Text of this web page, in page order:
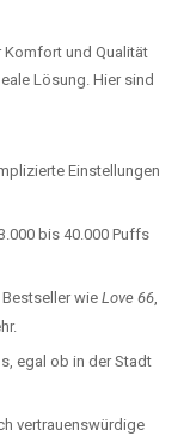
Komfort und Qualität
Lösung. Hier sind
Einstellungen
bis 40.000 Puffs
wie Love 66,
egal ob in der Stadt
vertrauenswürdige